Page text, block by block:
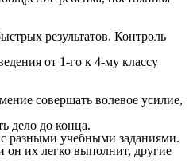
результатов. Контроль
от 1-го к 4-му классу
совершать волевое усилие,
дело до конца.
разными учебными заданиями.
их легко выполнит, другие